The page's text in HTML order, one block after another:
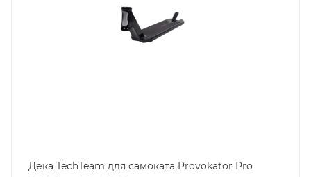
Дека TechTeam для самоката Provokator Pro